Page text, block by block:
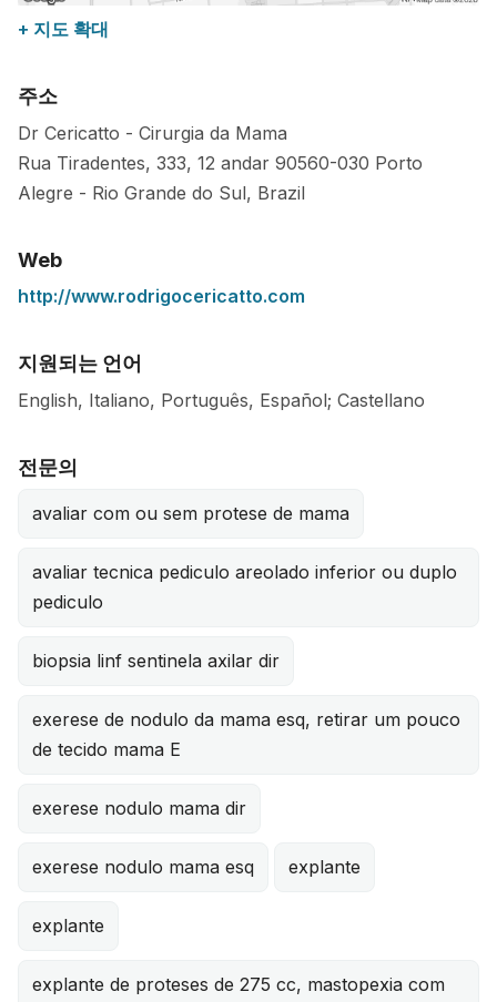
+ 지도 확대
주소
Dr Cericatto - Cirurgia da Mama
Rua Tiradentes, 333, 12 andar 90560-030 Porto
Alegre - Rio Grande do Sul, Brazil
Web
http://www.rodrigocericatto.com
지원되는 언어
English, Italiano, Português, Español; Castellano
전문의
avaliar com ou sem protese de mama
avaliar tecnica pediculo areolado inferior ou duplo
pediculo
biopsia linf sentinela axilar dir
exerese de nodulo da mama esq, retirar um pouco
de tecido mama E
exerese nodulo mama dir
exerese nodulo mama esq explante
explante
explante de proteses de 275 cc, mastopexia com